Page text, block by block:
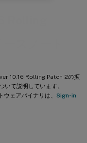
10.16 Rolling Patch 2の拡
いて説明しています。
ェアバイナリは、 Sign-in